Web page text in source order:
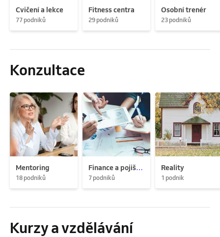
Cvičení a lekce
77 podniků
Fitness centra
29 podniků
Osobní trenér
23 podniků
Konzultace
Mentoring
18 podniků
Finance a pojištění
7 podniků
Reality
1 podnik
Kurzy a vzdělávání